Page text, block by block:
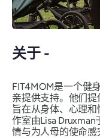
关于 -
FIT4MOM是一个健
亲提供支持。他们
旨在从身体、心理
作室由Lisa
情与为人母的使命感